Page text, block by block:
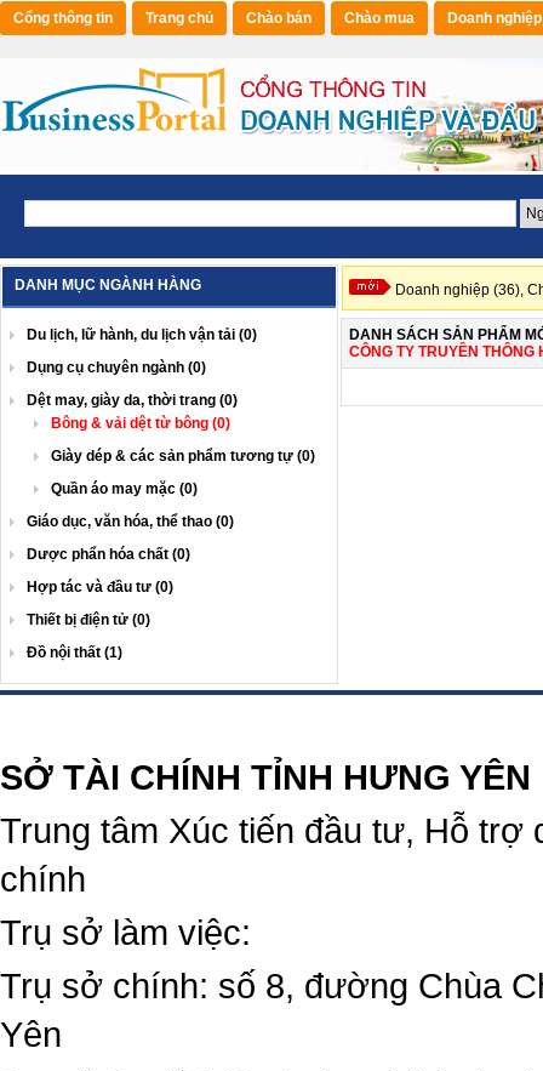
Cổng thông tin Trang chủ Chào bán Chào mua Doanh nghiệp
DANH MỤC NGÀNH HÀNG
Du lịch, lữ hành, du lịch vận tải (0)
Dụng cụ chuyên ngành (0)
Dệt may, giày da, thời trang (0)
Bông & vải dệt từ bông (0)
Giày dép & các sản phẩm tương tự (0)
Quần áo may mặc (0)
Giáo dục, văn hóa, thể thao (0)
Dược phẩn hóa chất (0)
Hợp tác và đầu tư (0)
Thiết bị điện tử (0)
Đồ nội thất (1)
Doanh nghiệp (36),
DANH SÁCH SẢN PHẨM
CÔNG TY TRUYỀN THÔNG
SỞ TÀI CHÍNH TỈNH HƯNG YÊN
Trung tâm Xúc tiến đầu tư, Hỗ trợ
chính
Trụ sở làm việc:
Trụ sở chính: số 8, đường Chùa
Yên